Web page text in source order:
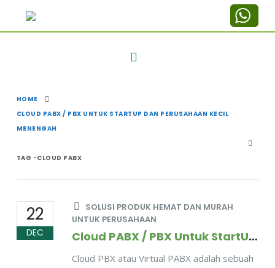
HOME
CLOUD PABX / PBX UNTUK STARTUP DAN PERUSAHAAN KECIL
MENENGAH
TAG -CLOUD PABX
22
DEC
SOLUSI PRODUK HEMAT DAN MURAH
UNTUK PERUSAHAAN
Cloud PABX / PBX Untuk StartUP dan Perusahaan Kecil Menengah
Cloud PBX atau Virtual PABX adalah sebuah